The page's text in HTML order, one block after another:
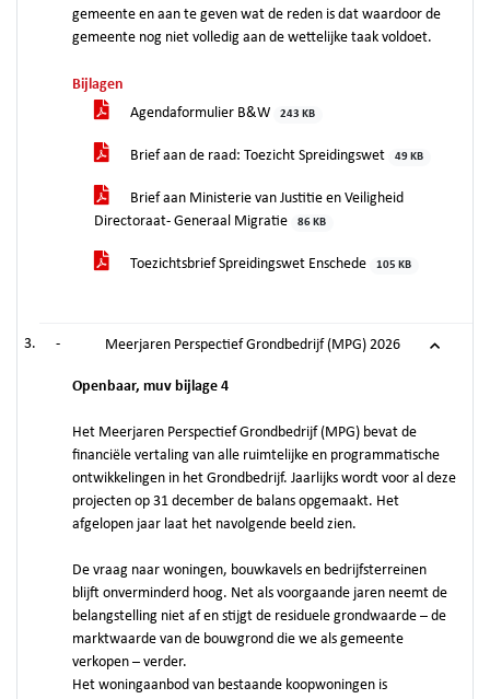
gemeente en aan te geven wat de reden is dat waardoor de
gemeente nog niet volledig aan de wettelijke taak voldoet.
Bijlagen
Agendaformulier B&W
243 KB
Brief aan de raad: Toezicht Spreidingswet 49 KB
Brief aan Ministerie van Justitie en Veiligheid
Directoraat- Generaal Migratie
86 KB
Toezichtsbrief Spreidingswet Enschede 105 KB
- Meerjaren Perspectief Grondbedrijf (MPG) 2026
Openbaar, muv bijlage 4
Het Meerjaren Perspectief Grondbedrijf (MPG) bevat de
financiële vertaling van alle ruimtelijke en programmatische
ontwikkelingen in het Grondbedrijf. Jaarlijks wordt voor al deze
projecten op 31 december de balans opgemaakt. Het
afgelopen jaar laat het navolgende beeld zien.
De vraag naar woningen, bouwkavels en bedrijfsterreinen
blijft onverminderd hoog. Net als voorgaande jaren neemt de
belangstelling niet af en stijgt de residuele grondwaarde – de
marktwaarde van de bouwgrond die we als gemeente
verkopen – verder.
Het woningaanbod van bestaande koopwoningen is